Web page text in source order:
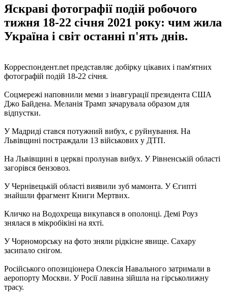
Яскраві фотографії подій робочого
тижня 18-22 січня 2021 року: чим жила
Україна і світ останні п'ять днів.
Корреспондент.net представляє добірку цікавих і пам'ятних
фотографій подій 18-22 січня.
Соцмережі наповнили меми з інавгурації президента США
Джо Байдена. Меланія Трамп зачарувала образом для
відпустки.
У Мадриді стався потужний вибух, є руйнування. На
Львівщині постраждали 13 військових у ДТП.
На Львівщині в церкві пролунав вибух. У Рівненській області
загорівся бензовоз.
У Чернівецькій області виявили зуб мамонта. У Єгипті
знайшли фрагмент Книги Мертвих.
Кличко на Водохреща викупався в ополонці. Демі Роуз
знялася в мікробікіні на яхті.
У Чорноморську на фото зняли рідкісне явище. Сахару
засипало снігом.
Російського опозиціонера Олексія Навального затримали в
аеропорту Москви. У Росії лавина зійшла на гірськолижну
трасу.